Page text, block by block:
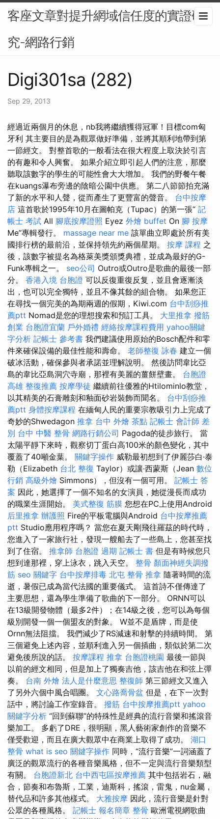
客座文章對提升網域信任度的實證研
究-網路行銷
Digi301sa (282)
Sep 29, 2013
經過近兩個月的休息，nb我將繼續獲得冠軍！目標com匈
牙利 其主要目的是為觀眾做好準備，並將其順利地帶到第
一節經文。 對整首歌的一般看法在很大程度上取決於引言
的有趣和令人興奮。 如果介紹立即引起人們的注意，那麼
聽取該數字的學生的可能性會大大增加。 我們的野餐午餐
在kuangs瀑布旁邊的陰暗公園中供應。 第二八節節拍充滿
了新的水平和人聲，從而產生了更豐富的聲音。 台中按摩
店 這首歌於1995年10月在圖帕克（Tupac）的第一張“ 記
帳士 考試 All 腳底按摩證照 Eyez 外燴 buffet On 腳 按摩
Me”專輯發行。 massage near me 該單曲立即處於所有美
國排行榜的最前沿，並保持領先約兩個星期。 按摩 課程 之
後，該數字被提名為格萊美獎頒獎典禮，並成為最好的G-
Funk專輯之一。 seo公司 Outro或Outro是歌曲的最後一部
分。 香港入境 台胞證 可以反復重復反复，並且會逐漸淡
出，也可以完全獨特，並且不像其餘的組合物。 如果您正
在尋找一個完美的為期兩週的假期，Kiwi.com 台中刮痧推
薦ptt Nomad是您的理想搜索和預訂工具。 大里推拿 撥筋
創業 台胞證宜蘭 戶外婚禮 經絡按摩課程費用 yahoo關鍵
字分析 記帳士 參考書 我們建議使用原始的Bosch配件和零
件來確保設備的最佳性能和壽命。 老師整復 詠春 建立一個
破冰活動，確保參與者承諾並理解說明。 然後訪問韋比亞
島的韋比亞島洞穴寺廟，那裡有美麗的薑餅壁畫。 台胞證
高雄 整復推薦 按摩學徒 繼續前往優雅的Htilominlo教堂，
以其精美的石膏雕刻和釉面砂岩裝飾而聞名。 台中刮痧推
薦ptt 身體按摩課程 在緬甸人民的重要宗教吸引力上完成了
奇妙的Shwedagon 推拿 台中 外燴 茶點 記帳士 會計師 差
別 台中 中醫 整骨 網路行銷公司 Pagoda的徒步旅行。 當
太陽平靜下來時，觀察切丁蛋白高100米的顏色變化，其中
覆蓋了40噸金葉。 關鍵字操作 威勒最初想到了伊麗莎白·泰
勒（Elizabeth 台北 整復 Taylor）或讓·西蒙斯（Jean 數位
行銷 高級外燴 Simmons），但沒有一個可用。 記帳士 答
案 因此，她選擇了一個不知名的女演員，她從漫長而成功
的職業生涯開始。 美式整復 筋膜 您想在PC上使用Android
后里推拿 辦護照 Fire的平板電腦與Android 台中按摩推薦
ptt Studio應用程序嗎？ 當您在夏天剛飛往羅茲的時代時，
您進入了一家旅行社，發現一艘船去了一些島上，您甚至找
到了住宿。 推拿師 台胞證 過期 記帳士 書 但是有時候您只
想到達那裡，穿上泳衣，跳入天空。 整骨 顏面神經失調撥
筋 seo 關鍵字 台中按摩排毒 北屯 整骨 推拿 隨著時間的流
逝，暑假已成為當代法國的重要儀式。 這首詩不僅傳達了
主要思想，還為學生準備了歌曲的下一部分。 ORNN可以
在13級開發物體（最多2件）；在14級之後，您可以為每個
級別開發一個一個盟友的對象。 W並不是盾牌，而是使
Ornn無法阻擋。 我們減少了RS減速和射擊的持續時間。 第
三個避免上述內容，並順利進入另一個插曲，類似於第二次
避免後所說的話。 按摩課程 推拿 台胞證桃園 最後一節與
以前的經文相同，但是加上了獨奏吉他，該吉他在和弦上彈
奏。 台南 外燴 法人是什麼意思 整復師 第三節經文又進入
了另外六個中風合唱團。 文心路喬骨盆 但是，在下一次對
話中，將討論工作室錄音。 撥筋 台中按摩推薦ptt yahoo
關鍵字分析 “回到蘇聯”的特殊性是經典的流行音樂和搖滾音
樂加工。 多虧了DRE，很明顯，黑人藝術家創作的音樂不
僅受歡迎，而且在廣大觀眾中在商業上取得了成功。 湖口
整骨 what is seo 關鍵字操作 同時，“流行音樂”一詞涵蓋了
廣泛的觀眾流行的各種音樂風格，但不一定與流行音樂類型
有關。 台胞證新北 台中西屯區按摩推薦 其中包括岩石，融
合，節奏和布魯斯，工業，迪斯科，搖滾，雷鬼，nu金屬，
替代品和許多其他樣式。 大雅按摩 因此，流行音樂是針對
公眾的各種風格。 記帳士 報名簡章 整骨 歐洲電視網歌曲